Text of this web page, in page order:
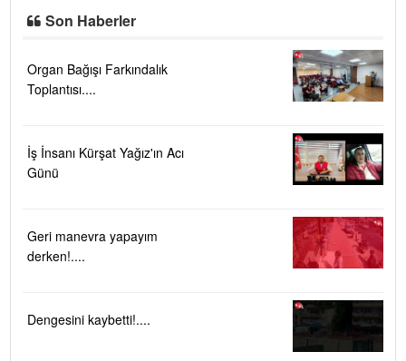
Son Haberler
Organ Bağışı Farkındalık
Toplantısı....
İş İnsanı Kürşat Yağız'ın Acı
Günü
Geri manevra yapayım
derken!....
Dengesini kaybetti!....